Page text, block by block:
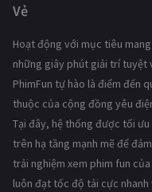
Vẻ
Hoạt động với mục tiêu
những giây phút giải trí tuyệt
PhimFun tự hào là điểm đến
thuộc của cộng đồng yêu
Tại đây, hệ thống được tối ưu
trên hạ tầng mạnh mẽ để
trải nghiệm xem phim fun của
luôn đạt tốc độ tải cực nhanh